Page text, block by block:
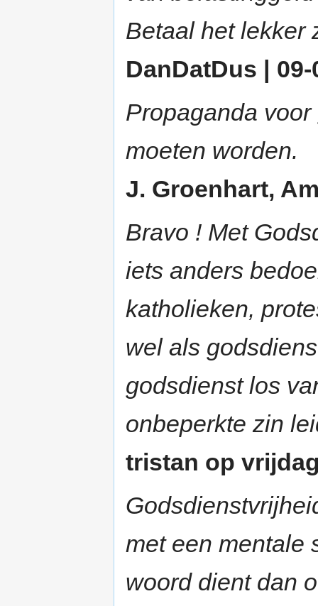
Betaal het lekker
DanDatDus |
Propaganda
moeten worden.
J. Groenhart,
Bravo ! Met
iets anders
katholieken,
wel als
godsdienst los
onbeperkte zin
tristan op
met een mentale
woord dient dan